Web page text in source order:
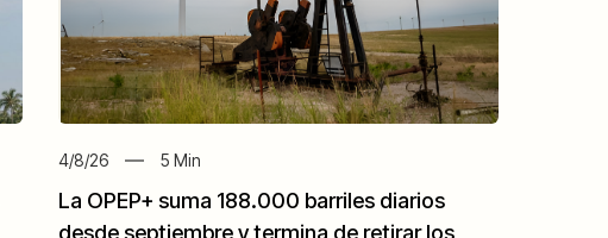
4/8/26 5 Min
La OPEP+ suma 188.000 barriles diarios